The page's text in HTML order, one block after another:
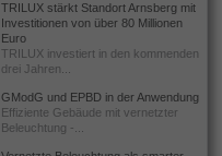
TRILUX stärkt Standort Arnsberg mit
Investitionen von über 80 Millionen
Euro
TRILUX investiert in den kommenden
drei Jahren...
GModG und EPBD in der Anwendung
Effiziente Gebäude mit vernetzter
Beleuchtung -...